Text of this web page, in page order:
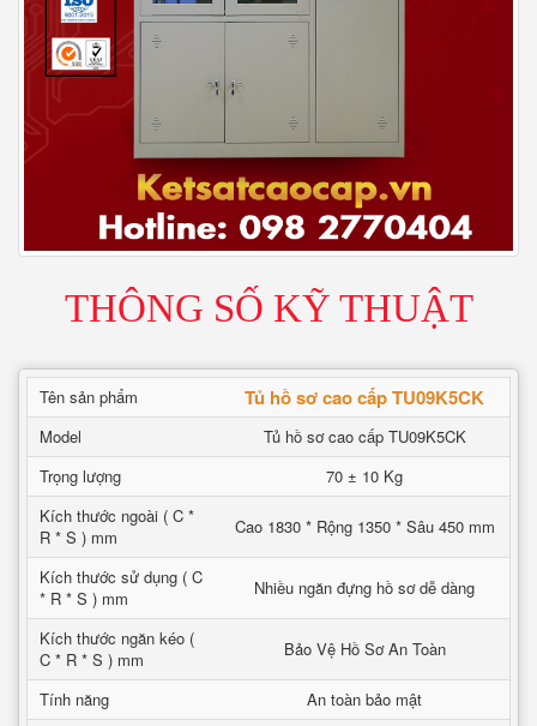
THÔNG SỐ KỸ THUẬT
Tên sản phẩm Tủ hồ sơ cao cấp TU09K5CK
Model
Tủ hồ sơ cao cấp TU09K5CK
Trọng lượng
70 ± 10 Kg
Kích thước ngoài ( C *
R * S ) mm
Cao 1830 * Rộng 1350 * Sâu 450 mm
Kích thước sử dụng ( C
* R * S ) mm
Nhiều ngăn đựng hồ sơ dễ dàng
Kích thước ngăn kéo (
C * R * S ) mm
Bảo Vệ Hồ Sơ An Toàn
Tính năng
An toàn bảo mật